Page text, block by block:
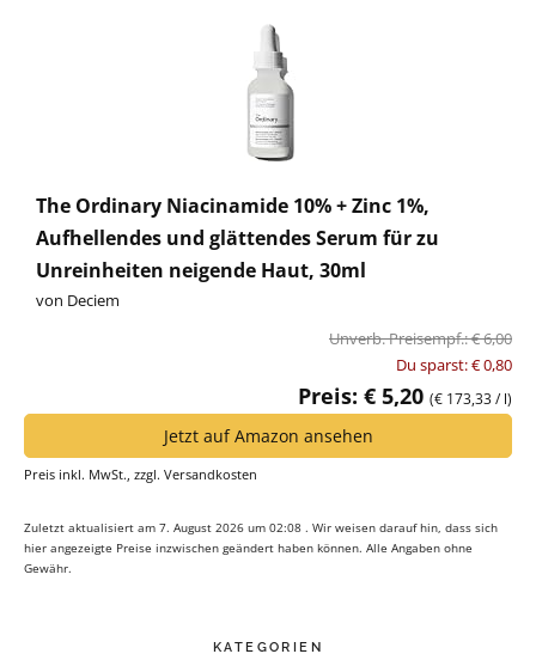
The Ordinary Niacinamide 10% + Zinc 1%,
Aufhellendes und glättendes Serum für zu
Unreinheiten neigende Haut, 30ml
von Deciem
Unverb. Preisempf.: € 6,00
Du sparst: € 0,80
Preis: € 5,20 (€ 173,33 / l)
Jetzt auf Amazon ansehen
Preis inkl. MwSt., zzgl. Versandkosten
Zuletzt aktualisiert am 7. August 2026 um 02:08 . Wir weisen darauf hin, dass sich
hier angezeigte Preise inzwischen geändert haben können. Alle Angaben ohne
Gewähr.
KATEGORIEN